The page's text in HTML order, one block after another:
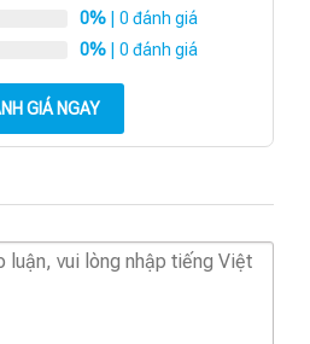
0% | 0 đánh giá
0% | 0 đánh giá
GIÁ NGAY